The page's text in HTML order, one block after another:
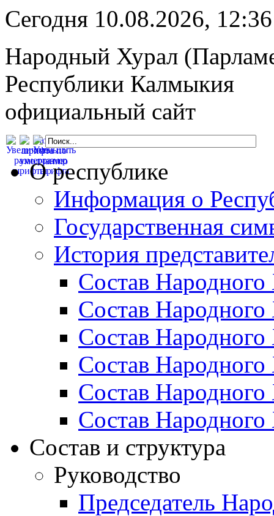
Сегодня 10.08.2026,
Народный Хурал
Республики Калмыкия
официальный сайт
О республике
Информация о
Государственная
История
Состав Народного
Состав
Состав
Состав
Состав Народного
Состав
Состав и структура
Руководство
Председатель